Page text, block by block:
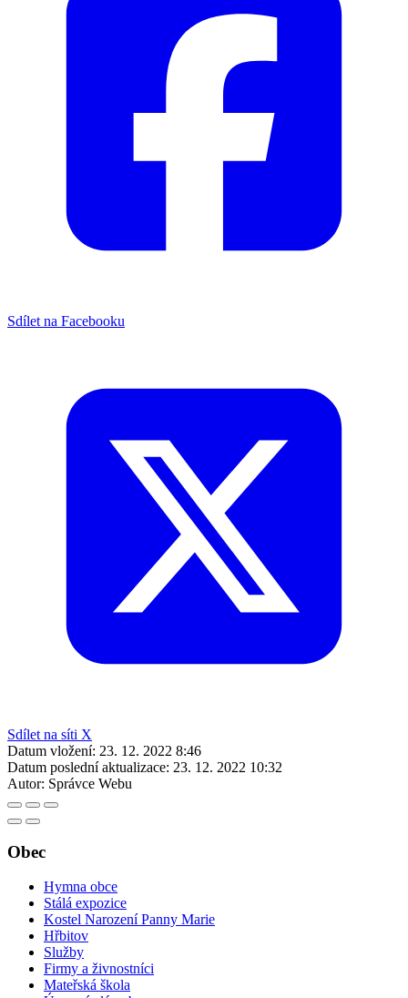
Sdílet na Facebooku
Sdílet na síti X
Datum vložení: 23. 12. 2022 8:46
Datum poslední aktualizace: 23. 12. 2022 10:32
Autor: Správce Webu
Obec
Hymna obce
Stálá expozice
Kostel Narození Panny Marie
Hřbitov
Služby
Firmy a živnostníci
Mateřská škola